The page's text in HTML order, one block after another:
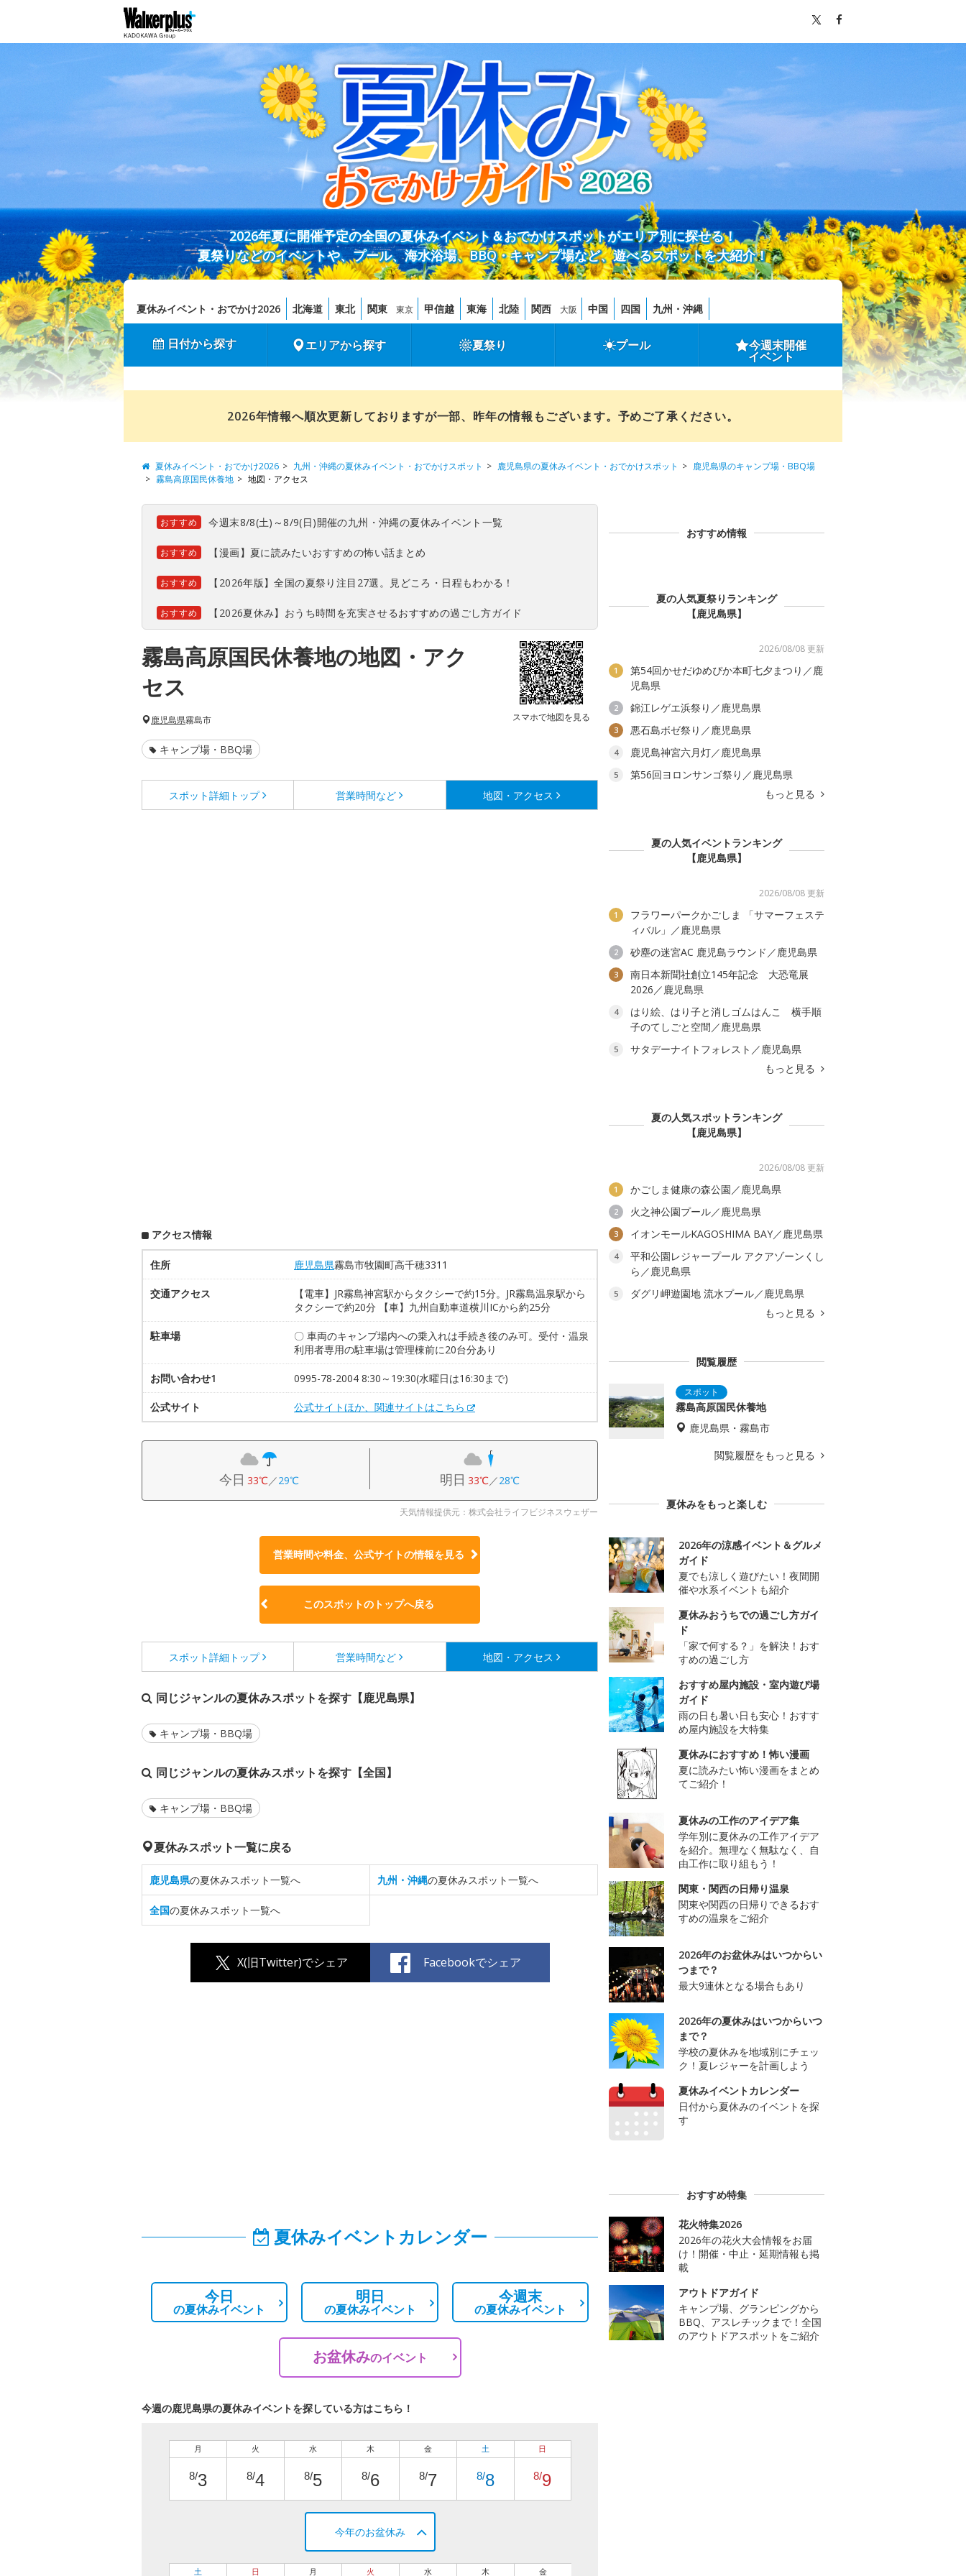
2026年夏に開催予定の全国の夏休みイベント＆おでかけスポットがエリア別に探せる！
夏祭りなどのイベントや、プール、海水浴場、BBQ・キャンプ場など、遊べるスポットを大紹介！
夏休みイベント・おでかけ2026 北海道 東北 関東 東京 甲信越 東海 北陸 関西 大阪 中国 四国 九州・沖縄
日付から探す エリアから探す 夏祭り プール 今週末開催
イベント
2026年情報へ順次更新しておりますが一部、昨年の情報もございます。予めご了承ください。
夏休みイベント・おでかけ2026 九州・沖縄の夏休みイベント・おでかけスポット 鹿児島県の夏休みイベント・おでかけスポット
鹿児島県のキャンプ場・BBQ場
霧島高原国民休養地
地図・アクセス
おすすめ 今週末8/8(土)～8/9(日)開催の九州・沖縄の夏休みイベント一覧
おすすめ 【漫画】夏に読みたいおすすめの怖い話まとめ
おすすめ 【2026年版】全国の夏祭り注目27選。見どころ・日程もわかる！
おすすめ 【2026夏休み】おうち時間を充実させるおすすめの過ごし方ガイド
霧島高原国民休養地の地図・アク
セス
スマホで地図を見る
鹿児島県霧島市
キャンプ場・BBQ場
スポット詳細 トップ 営業時間など 地図・アクセス
アクセス情報
住所 鹿児島県霧島市牧園町高千穂3311
交通アクセス
【電車】JR霧島神宮駅からタクシーで約15分。JR霧島温泉駅から
タクシーで約20分 【車】九州自動車道横川ICから約25分
駐車場
〇 車両のキャンプ場内への乗入れは手続き後のみ可。受付・温泉
利用者専用の駐車場は管理棟前に20台分あり
お問い合わせ1 0995-78-2004 8:30～19:30(水曜日は16:30まで)
公式サイト 公式サイトほか、関連サイトはこちら
今日 33℃／29℃ 明日 33℃／28℃
天気情報提供元：株式会社ライフビジネスウェザー
営業時間や料金、公式サイトの情報を見る
このスポットのトップへ戻る
スポット詳細 トップ 営業時間など 地図・アクセス
同じジャンルの夏休みスポットを探す【鹿児島県】
キャンプ場・BBQ場
同じジャンルの夏休みスポットを探す【全国】
キャンプ場・BBQ場
夏休みスポット一覧に戻る
鹿児島県の夏休みスポット一覧へ 九州・沖縄の夏休みスポット一覧へ
全国の夏休みスポット一覧へ
X(旧Twitter)でシェア Facebookでシェア
夏休みイベントカレンダー
今日
の夏休みイベント
明日
の夏休みイベント
今週末
の夏休みイベント
お盆休みのイベント
今週の鹿児島県の夏休みイベントを探している方はこちら！
月
8/3
火
8/4
水
8/5
木
8/6
金
8/7
土
8/8
日
8/9
今年のお盆休み
土 日 月 火 水 木 金
おすすめ情報
夏の人気夏祭りランキング
【鹿児島県】
2026/08/08 更新
1
第54回かせだゆめぴか本町七夕まつり／鹿
児島県
2 錦江レゲエ浜祭り／鹿児島県
3 悪石島ボゼ祭り／鹿児島県
4 鹿児島神宮六月灯／鹿児島県
5
第56回ヨロンサンゴ祭り／鹿児島県
もっと見る
夏の人気イベントランキング
【鹿児島県】
2026/08/08 更新
1
フラワーパークかごしま 「サマーフェステ
ィバル」／鹿児島県
2 砂塵の迷宮AC 鹿児島ラウンド／鹿児島県
3
南日本新聞社創立145年記念 大恐竜展
2026／鹿児島県
4
はり絵、はり子と消しゴムはんこ 横手順
子のてしごと空間／鹿児島県
5
サタデーナイトフォレスト／鹿児島県
もっと見る
夏の人気スポットランキング
【鹿児島県】
2026/08/08 更新
1 かごしま健康の森公園／鹿児島県
2 火之神公園プール／鹿児島県
3 イオンモールKAGOSHIMA BAY／鹿児島県
4
平和公園レジャープール アクアゾーンくし
ら／鹿児島県
5
ダグリ岬遊園地 流水プール／鹿児島県
もっと見る
閲覧履歴
霧島高原国民休養地
鹿児島県・霧島市
閲覧履歴をもっと見る
夏休みをもっと楽しむ
2026年の涼感イベント＆グルメ
ガイド
夏でも涼しく遊びたい！夜間開
催や水系イベントも紹介
夏休みおうちでの過ごし方ガイ
ド
「家で何する？」を解決！おす
すめの過ごし方
おすすめ屋内施設・室内遊び場
ガイド
雨の日も暑い日も安心！おすす
め屋内施設を大特集
夏休みにおすすめ！怖い漫画
夏に読みたい怖い漫画をまとめ
てご紹介！
夏休みの工作のアイデア集
学年別に夏休みの工作アイデア
を紹介。無理なく無駄なく、自
由工作に取り組もう！
関東・関西の日帰り温泉
関東や関西の日帰りできるおす
すめの温泉をご紹介
2026年のお盆休みはいつからい
つまで？
最大9連休となる場合もあり
2026年の夏休みはいつからいつ
まで？
学校の夏休みを地域別にチェッ
ク！夏レジャーを計画しよう
夏休みイベントカレンダー
日付から夏休みのイベントを探
す
おすすめ特集
花火特集2026
2026年の花火大会情報をお届
け！開催・中止・延期情報も掲
載
アウトドアガイド
キャンプ場、グランピングから
BBQ、アスレチックまで！全国
のアウトドアスポットをご紹介